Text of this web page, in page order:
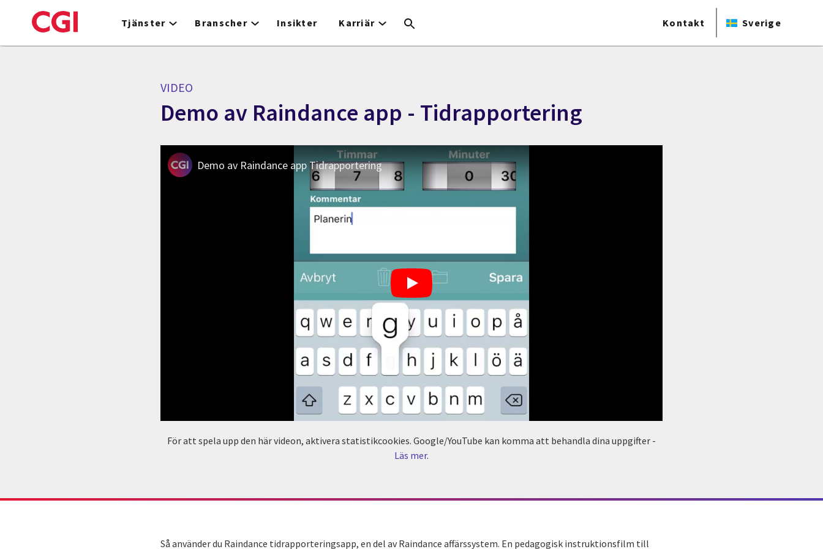
to
Tjänster Branscher Insikter Karriär Kontakt Sverige
VIDEO
Demo av Raindance app - Tidrapportering
Demo av Raindance app Tidrapportering
För att spela upp den här videon, aktivera statistikcookies. Google/YouTube kan komma att behandla dina uppgifter -
Läs mer.
Så använder du Raindance tidrapporteringsapp, en del av Raindance affärssystem. En pedagogisk instruktionsfilm till